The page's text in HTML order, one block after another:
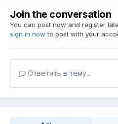
Join the conversation
You can post now and register
sign in now to post with your
Ответить в тему...